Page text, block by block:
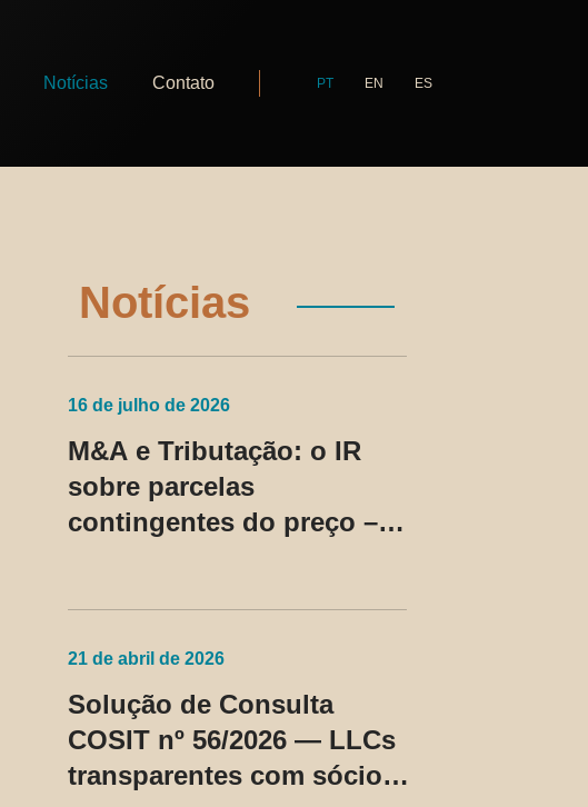
Notícias Contato PT EN ES
Notícias
16 de julho de 2026
M&A e Tributação: o IR
sobre parcelas
contingentes do preço –
21 de abril de 2026
Solução de Consulta
COSIT nº 56/2026 — LLCs
transparentes com sócios